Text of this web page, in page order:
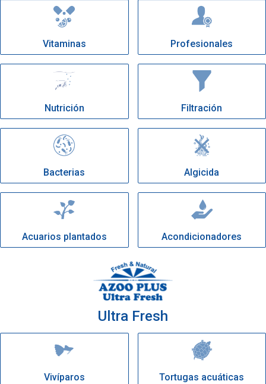
Vitaminas Profesionales
Nutrición Filtración
Bacterias Algicida
Acuarios plantados Acondicionadores
Ultra Fresh
Vivíparos Tortugas acuáticas